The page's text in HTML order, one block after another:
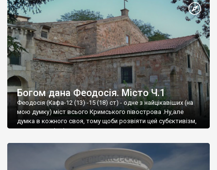
Богом дана Феодосія. Місто Ч.1
Феодосія (Кафа-12 (13) -15 (18) ст) - одне з найцікавіших (на
мою думку) міст всього Кримського півострова .Ну,але
думка в кожного своя, тому щоби розвіяти цей субєктивізм,
запрошую відвідати це